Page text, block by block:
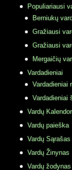
Populiariausi
Berniukų
Gražiausi
Gražiausi
Mergaičių
Vardadieniai
Vardadieniai
Vardadieniai
Vardų
Vardų paieška
Vardų Sąrašas
Vardų Žinynas
Vardų